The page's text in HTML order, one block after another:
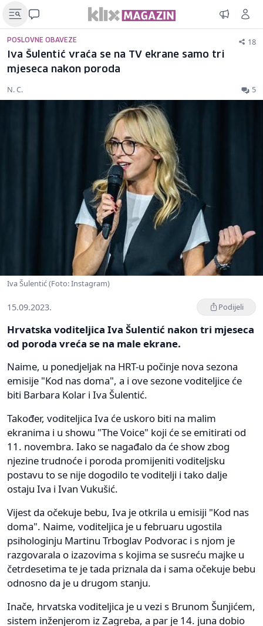
POSLOVNE OBAVEZE 18
Iva Šulentić vraća se na TV ekrane samo tri
mjeseca nakon poroda
N. C. 5
Iva Šulentić (Foto: Instagram)
15.09.2023. Podijeli
Hrvatska voditeljica Iva Šulentić nakon tri mjeseca
od poroda vreća se na male ekrane.
Naime, u ponedjeljak na HRT-u počinje nova sezona
emisije "Kod nas doma", a i ove sezone voditeljice će
biti Barbara Kolar i Iva Šulentić.
Također, voditeljica Iva će uskoro biti na malim
ekranima i u showu "The Voice" koji će se emitirati od
11. novembra. Iako se nagađalo da će show zbog
njezine trudnoće i poroda promijeniti voditeljsku
postavu to se nije dogodilo te voditelji i tako dalje
ostaju Iva i Ivan Vukušić.
Vijest da očekuje bebu, Iva je otkrila u emisiji "Kod nas
doma". Naime, voditeljica je u februaru ugostila
psihologinju Martinu Trboglav Podvorac i s njom je
razgovarala o izazovima s kojima se susreću majke u
četrdesetima te je tada priznala da i sama očekuje bebu
odnosno da je u drugom stanju.
Inače, hrvatska voditeljica je u vezi s Brunom Šunjićem,
sistem inženjerom iz Zagreba, a par je 14. juna dobio